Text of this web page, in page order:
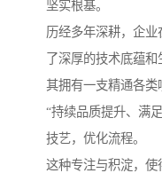
坚实根基。
历经多年深耕，企
了深厚的技术底蕴和
其拥有一支精通各
“持续品质提升、满
技艺，优化流程。
这种专注与积淀，